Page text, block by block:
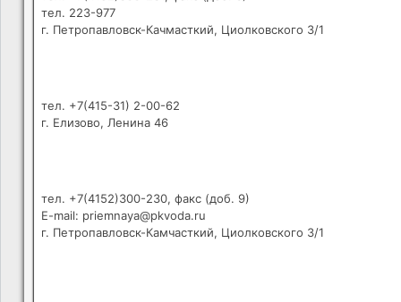
тел. 223-977
г. Петропавловск-Качмасткий, Циолковского 3/1
тел. +7(415-31) 2-00-62
г. Елизово, Ленина 46
тел. +7(4152)300-230, факс (доб. 9)
E-mail: priemnaya@pkvoda.ru
г. Петропавловск-Камчасткий, Циолковского 3/1